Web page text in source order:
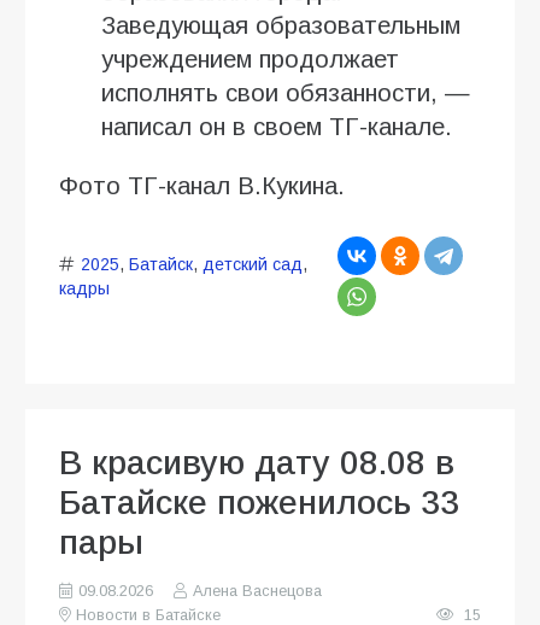
Заведующая образовательным
учреждением продолжает
исполнять свои обязанности, —
написал он в своем ТГ-канале.
Фото ТГ-канал В.Кукина.
2025, Батайск, детский сад,
кадры
В красивую дату 08.08 в
Батайске поженилось 33
пары
09.08.2026
Алена Васнецова
Новости в Батайске
15